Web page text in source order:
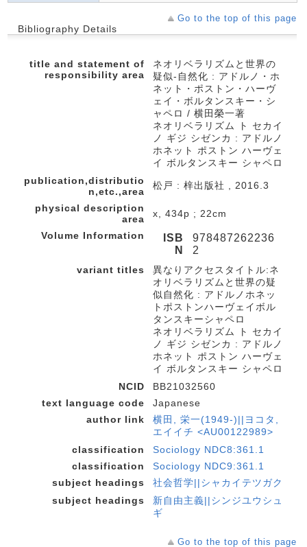
Go to the top of this page
Bibliography Details
title and statement of
responsibility area
ネオリベラリズムと世界の
疑似-自然化 : アドルノ・ホ
ネット・ポストン・ハーヴ
ェイ・ボルタンスキー・シ
ャペロ / 横田榮一著
ネオリベラリズム ト セカイ
ノ ギジ シゼンカ : アドルノ
ホネット ポストン ハーヴェ
イ ボルタンスキー シャペロ
publication,distributio
n,etc.,area
松戸 : 梓出版社 , 2016.3
physical description
area
x, 434p ; 22cm
Volume Information
ISB
N
978487262236
2
variant titles
異なりアクセスタイトル:ネ
オリベラリズムと世界の疑
似自然化 : アドルノホネッ
トポストンハーヴェイボル
タンスキーシャペロ
ネオリベラリズム ト セカイ
ノ ギジ シゼンカ : アドルノ
ホネット ポストン ハーヴェ
イ ボルタンスキー シャペロ
NCID
BB21032560
text language code
Japanese
author link
横田, 栄一(1949-)||ヨコタ,
エイイチ <AU00122989>
classification
Sociology NDC8:361.1
classification
Sociology NDC9:361.1
subject headings
社会哲学||シャカイテツガク
subject headings
新自由主義||シンジユウシュ
ギ
Go to the top of this page